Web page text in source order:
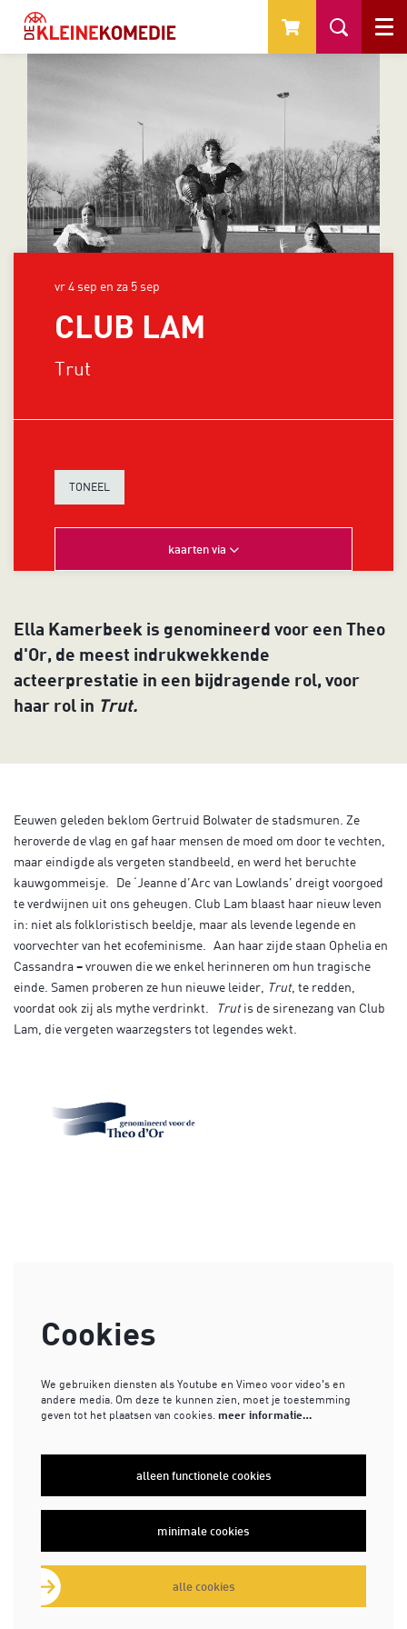
Menu
CLUB LAM
Trut
vr 4 sep en za 5 sep
TONEEL
kaarten via
Ella Kamerbeek is genomineerd voor een Theo
d'Or, de meest indrukwekkende
acteerprestatie in een bijdragende rol, voor
haar rol in Trut.
Eeuwen geleden beklom Gertruid Bolwater de stadsmuren. Ze
heroverde de vlag en gaf haar mensen de moed om door te vechten,
maar eindigde als vergeten standbeeld, en werd het beruchte
kauwgommeisje. De ‘Jeanne d’Arc van Lowlands’ dreigt voorgoed
te verdwijnen uit ons geheugen. Club Lam blaast haar nieuw leven
in: niet als folkloristisch beeldje, maar als levende legende en
voorvechter van het ecofeminisme. Aan haar zijde staan Ophelia en
Cassandra – vrouwen die we enkel herinneren om hun tragische
einde. Samen proberen ze hun nieuwe leider, Trut, te redden,
voordat ook zij als mythe verdrinkt.
Trutis de sirenezang van Club
Lam, die vergeten waarzegsters tot legendes wekt.
Cookies
We gebruiken diensten als Youtube en Vimeo voor video's en
andere media. Om deze te kunnen zien, moet je toestemming
geven tot het plaatsen van cookies. meer informatie…
alleen functionele cookies
minimale cookies
alle cookies